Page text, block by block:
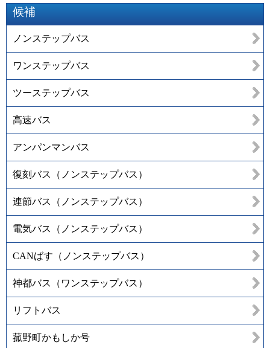
候補
ノンステップバス
ワンステップバス
ツーステップバス
高速バス
アンパンマンバス
復刻バス（ノンステップバス）
連節バス（ノンステップバス）
電気バス（ノンステップバス）
CANばす（ノンステップバス）
神都バス（ワンステップバス）
リフトバス
菰野町かもしか号